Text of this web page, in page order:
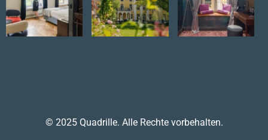
© 2025 Quadrille. Alle Rechte vorbehalten.